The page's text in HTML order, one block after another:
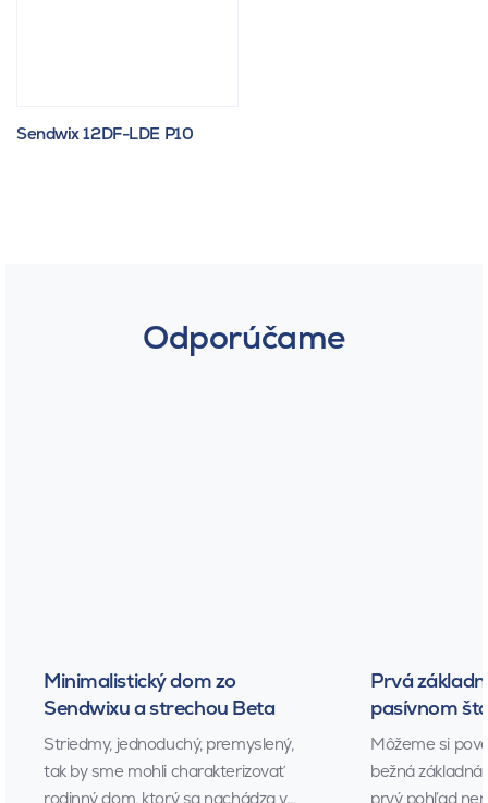
Sendwix 12DF-LDE P10
Odporúčame
Minimalistický dom zo
Sendwixu a strechou Beta
Striedmy, jednoduchý, premyslený,
tak by sme mohli charakterizovať
rodinný dom, ktorý sa nachádza v…
Prvá
pasívnom
Môžeme si
bežná
prvý pohľad